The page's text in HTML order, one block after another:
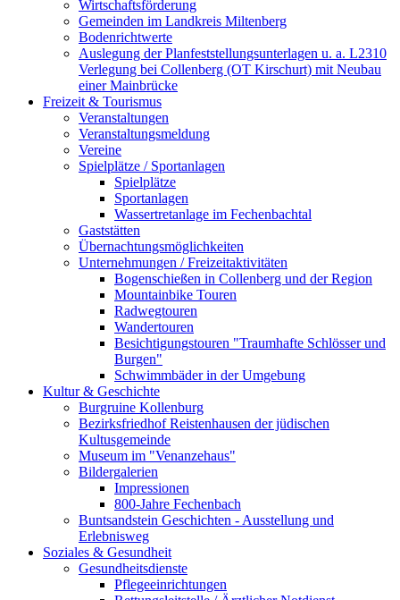
Wirtschaftsförderung
Gemeinden im Landkreis Miltenberg
Bodenrichtwerte
Auslegung der Planfeststellungsunterlagen u. a. L2310
Verlegung bei Collenberg (OT Kirschurt) mit Neubau
einer Mainbrücke
Freizeit & Tourismus
Veranstaltungen
Veranstaltungsmeldung
Vereine
Spielplätze / Sportanlagen
Spielplätze
Sportanlagen
Wassertretanlage im Fechenbachtal
Gaststätten
Übernachtungsmöglichkeiten
Unternehmungen / Freizeitaktivitäten
Bogenschießen in Collenberg und der Region
Mountainbike Touren
Radwegtouren
Wandertouren
Besichtigungstouren "Traumhafte Schlösser und
Burgen"
Schwimmbäder in der Umgebung
Kultur & Geschichte
Burgruine Kollenburg
Bezirksfriedhof Reistenhausen der jüdischen
Kultusgemeinde
Museum im "Venanzehaus"
Bildergalerien
Impressionen
800-Jahre Fechenbach
Buntsandstein Geschichten - Ausstellung und
Erlebnisweg
Soziales & Gesundheit
Gesundheitsdienste
Pflegeeinrichtungen